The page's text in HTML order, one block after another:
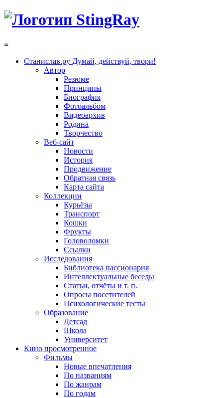
≡
Станислав.ру Думай, действуй, твори!
Автор
Резюме
Принципы
Биография
Фотоальбом
Видеоархив
Родина
Творчество
Веб-сайт
Новости
История
Продвижение
Обратная связь
Карта сайта
Коллекции
Курьёзы
Транспорт
Кошки
Фрукты
Головоломки
Ссылки
Исследования
Библиотека пассионария
Интеллектуальные беседы
Статьи, отчёты и т. п.
Опросы посетителей
Психологические тесты
Образование
Детсад
Школа
Университет
Кино просмотренное
Фильмы
Новые впечатления
По названиям
По жанрам
По годам